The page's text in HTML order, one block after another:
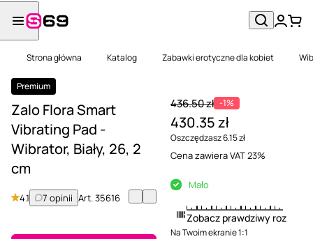
Strona główna Katalog Zabawki erotyczne dla kobiet
Premium
Zalo Flora Smart
Vibrating Pad -
Wibrator, Biały, 26, 2
cm
4.1 7 opinii Art.35616
436.50 zł -1%
430.35 zł
Oszczędzasz 6.15 zł
Cena zawiera VAT 23%
Mało
Zobacz prawdziwy rozmiar
Na Twoim ekranie 1:1